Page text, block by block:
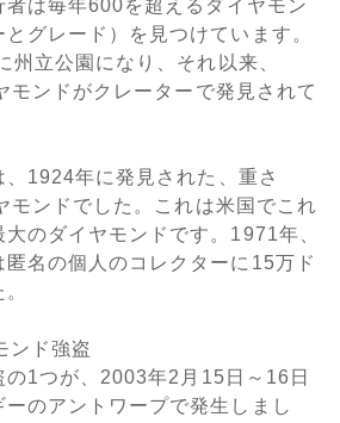
者は毎年600を超えるダイヤモン
とグレード）を見つけています。
州立公園になり、それ以来、
モンドがクレーターで発見されて
1924年に発見された、重さ
モンドでした。これは米国でこれ
のダイヤモンドです。1971年、
名の個人のコレクターに15万ド
ンド強盗
の1つが、2003年2月15日～16日
のアントワープで発生しまし